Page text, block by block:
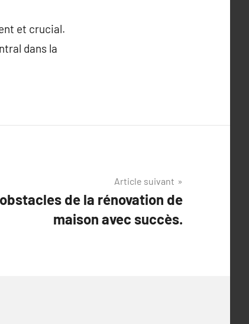
et crucial.
dans la
Article suivant
de la rénovation de
maison avec succès.